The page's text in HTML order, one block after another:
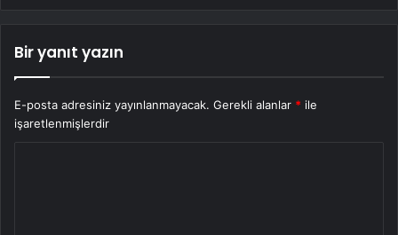
Bir yanıt yazın
E-posta adresiniz yayınlanmayacak. Gerekli alanlar * ile
işaretlenmişlerdir